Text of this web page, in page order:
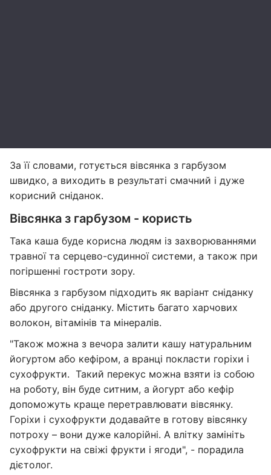
За її словами, готується вівсянка з гарбузом
швидко, а виходить в результаті смачний і дуже
корисний сніданок.⁣
⁣Вівсянка з гарбузом - користь
Така каша буде корисна людям із захворюваннями
травної та серцево-судинної системи, а також при
погіршенні гостроти зору.
Вівсянка з гарбузом підходить як варіант сніданку
або другого сніданку. Містить багато харчових
волокон, вітамінів та мінералів.⁣⁣⠀⁣
"Також можна з вечора залити кашу натуральним
йогуртом або кефіром, а вранці покласти горіхи і
сухофрукти. ⁣ ⁣Такий перекус можна взяти із собою
на роботу, він буде ситним, а йогурт або кефір
допоможуть краще перетравлювати вівсянку.
Горіхи і сухофрукти додавайте в готову вівсянку
потроху – вони дуже калорійні. А влітку замініть
сухофрукти на свіжі фрукти і ягоди", - порадила
дієтолог.